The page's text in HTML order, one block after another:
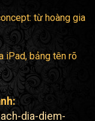
từ hoàng gia
iPad, bảng tên rõ
dia-diem-